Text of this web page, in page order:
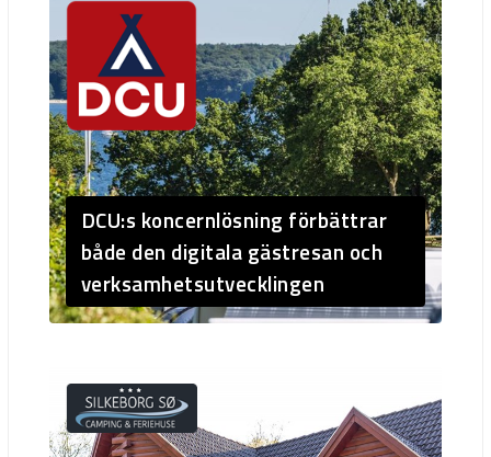
DCU:s koncernlösning förbättrar
både den digitala gästresan och
verksamhetsutvecklingen